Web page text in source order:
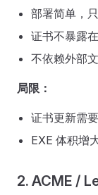
部署简单，
证书不暴露
不依赖外部
局限：
证书更新需
EXE 体积增
2. ACME /